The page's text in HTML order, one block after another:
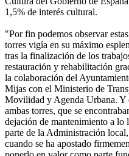
1,5% de interés cultural.
"Por fin podemos observar
torres vigía en su máximo
tras la finalización de los
restauración y rehabilitación
la colaboración del
Mijas con el Ministerio de
Movilidad y Agenda Urbana. Y
ambas torres, que se
dejación de mantenimiento a lo
parte de la Administración
cuando se ha apostado